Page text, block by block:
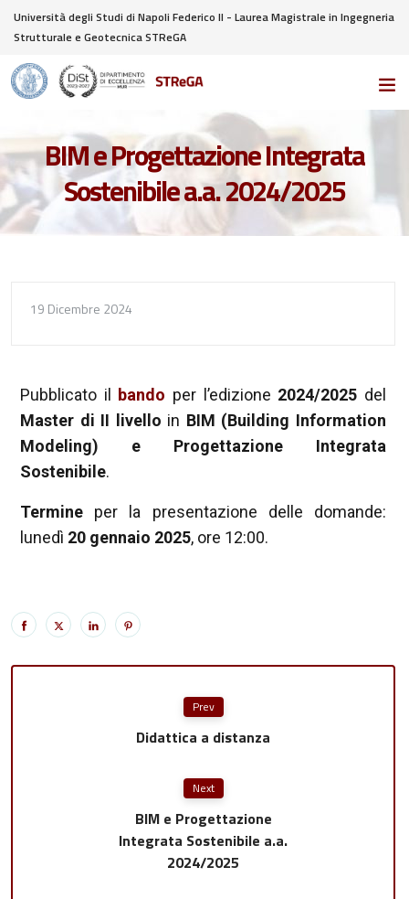
Università degli Studi di Napoli Federico II - Laurea Magistrale in Ingegneria
Strutturale e Geotecnica STReGA
BIM e Progettazione Integrata
Sostenibile a.a. 2024/2025
19 Dicembre 2024
Pubblicato il bando per l’edizione 2024/2025 del
Master di II livello in BIM (Building Information
Modeling) e Progettazione Integrata
Sostenibile.
Termine per la presentazione delle domande:
lunedì 20 gennaio 2025, ore 12:00.
Prev
Didattica a distanza
Next
BIM e Progettazione
Integrata Sostenibile a.a.
2024/2025